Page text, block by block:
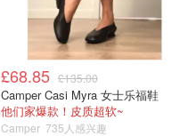
£68.85 £135.00
Camper Casi Myra 女士乐福鞋
他们家爆款！皮质超软~
Camper 735人感兴趣